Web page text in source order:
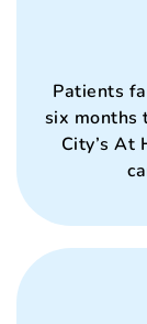
Patients
six months
City’s At